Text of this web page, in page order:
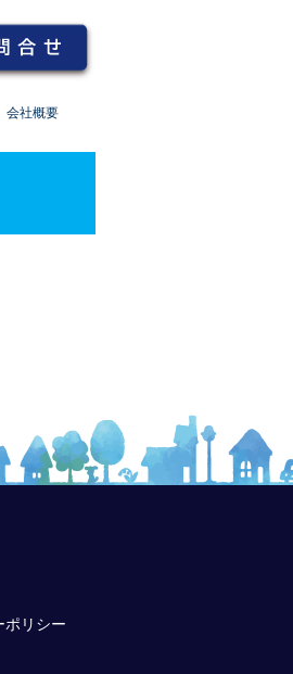
会社概要
ポリシー